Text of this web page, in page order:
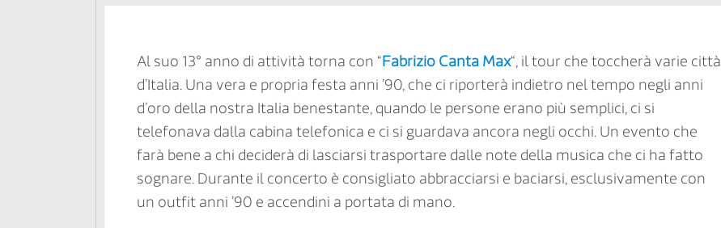
Al suo 13° anno di attività torna con “Fabrizio Canta Max“, il tour che toccherà varie città
d’Italia. Una vera e propria festa anni ’90, che ci riporterà indietro nel tempo negli anni
d’oro della nostra Italia benestante, quando le persone erano più semplici, ci si
telefonava dalla cabina telefonica e ci si guardava ancora negli occhi. Un evento che
farà bene a chi deciderà di lasciarsi trasportare dalle note della musica che ci ha fatto
sognare. Durante il concerto è consigliato abbracciarsi e baciarsi, esclusivamente con
un outfit anni ’90 e accendini a portata di mano.